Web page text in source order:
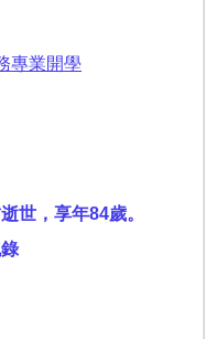
專業開學
世，享年84歲。